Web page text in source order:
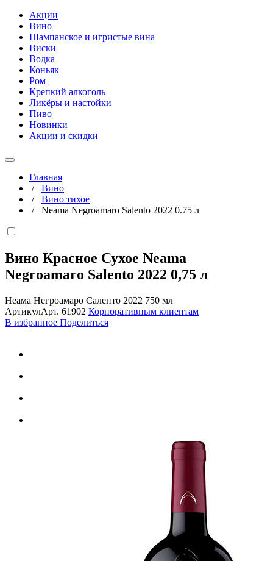
Акции
Вино
Шампанское и игристые вина
Виски
Водка
Коньяк
Ром
Крепкий алкоголь
Ликёры и настойки
Пиво
Новинки
Акции и скидки
Главная
/ Вино
/ Вино тихое
/ Neama Negroamaro Salento 2022 0.75 л
Вино Красное Сухое Neama
Negroamaro Salento 2022 0,75 л
Неама Негроамаро Саленто 2022 750 мл
АртикулАрт. 61902 Корпоративным клиентам
В избранное Поделиться